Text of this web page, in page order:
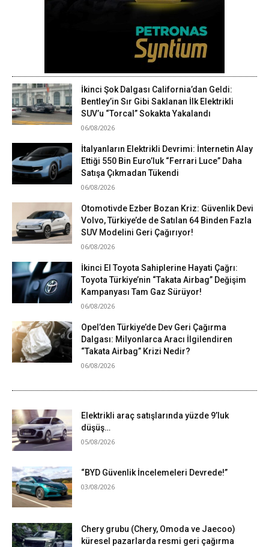
İkinci Şok Dalgası California’dan Geldi:
Bentley’in Sır Gibi Saklanan İlk Elektrikli
SUV’u “Torcal” Sokakta Yakalandı
06/08/2026
İtalyanların Elektrikli Devrimi: İnternetin Alay
Ettiği 550 Bin Euro’luk “Ferrari Luce” Daha
Satışa Çıkmadan Tükendi
06/08/2026
Otomotivde Ezber Bozan Kriz: Güvenlik Devi
Volvo, Türkiye’de de Satılan 64 Binden Fazla
SUV Modelini Geri Çağırıyor!
06/08/2026
İkinci El Toyota Sahiplerine Hayati Çağrı:
Toyota Türkiye’nin “Takata Airbag” Değişim
Kampanyası Tam Gaz Sürüyor!
06/08/2026
Opel’den Türkiye’de Dev Geri Çağırma
Dalgası: Milyonlarca Aracı İlgilendiren
“Takata Airbag” Krizi Nedir?
06/08/2026
Elektrikli araç satışlarında yüzde 9’luk
düşüş…
05/08/2026
“BYD Güvenlik İncelemeleri Devrede!”
03/08/2026
Chery grubu (Chery, Omoda ve Jaecoo)
küresel pazarlarda resmi geri çağırma